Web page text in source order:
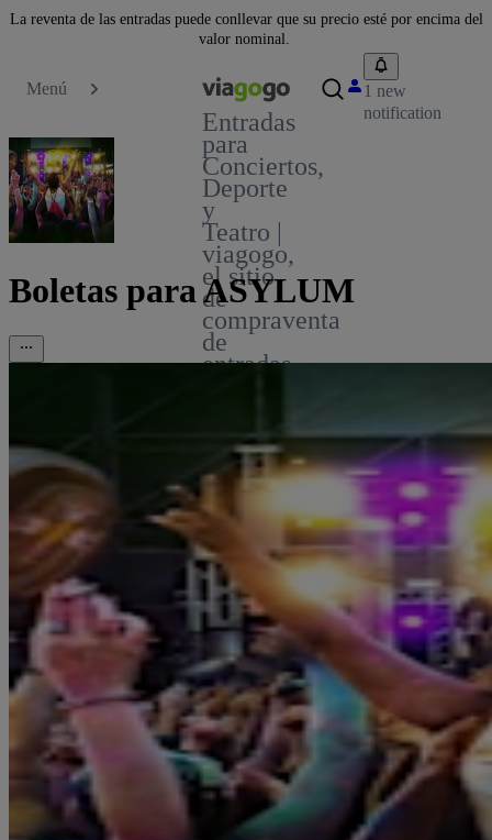
La reventa de las entradas puede conllevar que su precio esté por encima del
valor nominal.
Menú
Entradas
para
Conciertos,
Deporte
y
Teatro |
viagogo,
el sitio
de
compraventa
de
entradas
1 new
notification
Boletas para ASYLUM